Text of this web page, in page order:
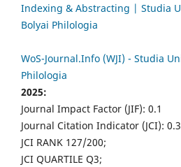
Indexing & Abstracting | Studia
Bolyai Philologia
WoS-Journal.Info (WJI) - Studia
Philologia
2025:
Journal Impact Factor (JIF): 0.1
Journal Citation Indicator (JCI):
JCI RANK 127/200;
JCI QUARTILE Q3;